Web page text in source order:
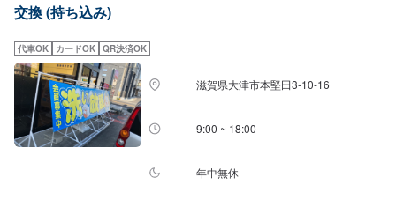
交換 (持ち込み)
代車OK カードOK QR決済OK
滋賀県大津市本堅田3-10-16
9:00 ~ 18:00
年中無休